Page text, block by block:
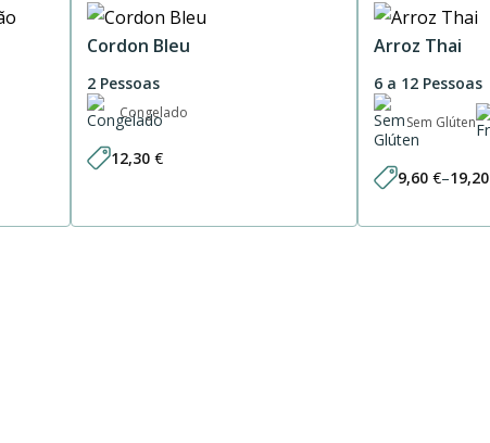
through
28,20 €
Cordon Bleu
2 Pessoas
Congelado
12,30 €
Arroz Thai
6 a 12 Pessoas
Sem Glúten
9,60 €–19,20
Price
9,60 €